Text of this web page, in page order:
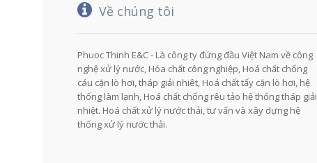
Về chúng tôi
Phuoc Thinh E&C - Là công ty đứng đầu Việt Nam về công
nghệ xử lý nước, Hóa chất công nghiệp, Hoá chất chống
cáu cặn lò hơi, tháp giải nhiêt, Hoá chất tẩy cặn lò hơi, hệ
thống làm lạnh, Hoá chất chống rêu tảo hệ thống tháp giải
nhiệt. Hoá chất xử lý nước thải, tư vấn và xây dựng hệ
thống xử lý nước thải.